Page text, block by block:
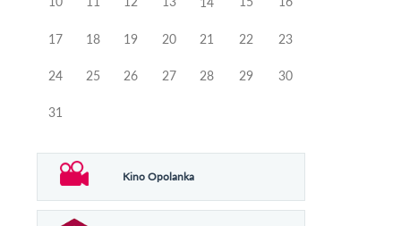
17 18 19 20 21 22 23
24 25 26 27 28 29 30
31
Kino Opolanka